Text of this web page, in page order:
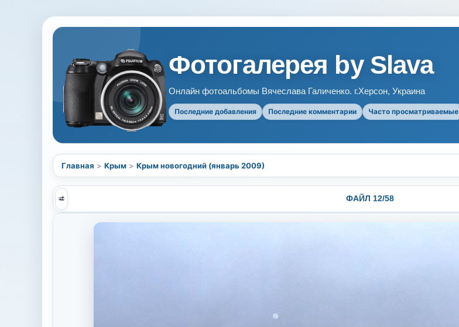
Фотогалерея by Slava
Онлайн фотоальбомы Вячеслава Галиченко. г.Херсон, Украина
Последние добавления Последние комментарии Часто просматриваемые
Главная > Крым > Крым новогодний (январь 2009)
ФАЙЛ 12/58